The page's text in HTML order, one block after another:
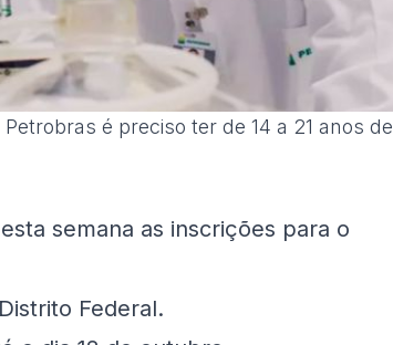
é preciso ter de 14 a 21 anos de
semana as inscrições para o
Federal.